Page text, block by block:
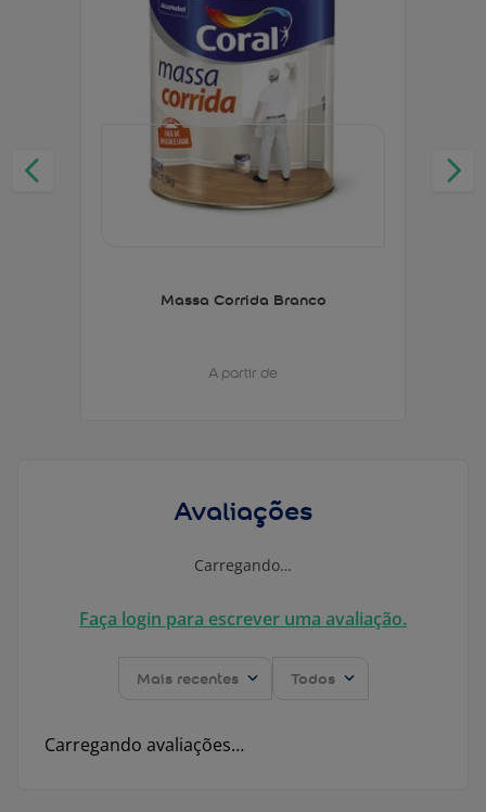
Massa Corrida Branco
A partir de
Avaliações
Carregando…
Faça login para escrever uma avaliação.
Mais recentes Todos
Carregando avaliações…